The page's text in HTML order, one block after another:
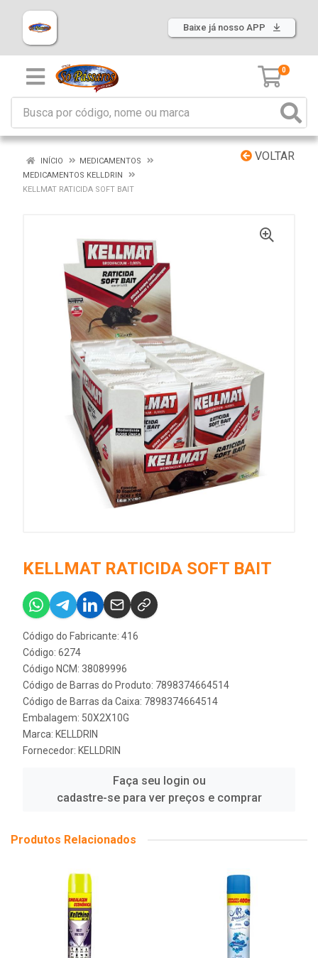
Baixe já nosso APP
0
VOLTAR
INÍCIO
MEDICAMENTOS
MEDICAMENTOS KELLDRIN
KELLMAT RATICIDA SOFT BAIT
KELLMAT RATICIDA SOFT BAIT
Código do Fabricante: 416
Código: 6274
Código NCM: 38089996
Código de Barras do Produto: 7898374664514
Código de Barras da Caixa: 7898374664514
Embalagem: 50X2X10G
Marca: KELLDRIN
Fornecedor: KELLDRIN
Faça seu login ou
cadastre-se para ver preços e comprar
Produtos Relacionados